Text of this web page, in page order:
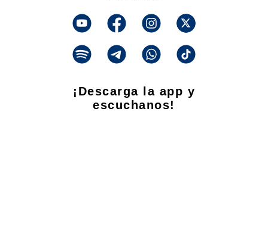
¡Descarga la app y
escuchanos!